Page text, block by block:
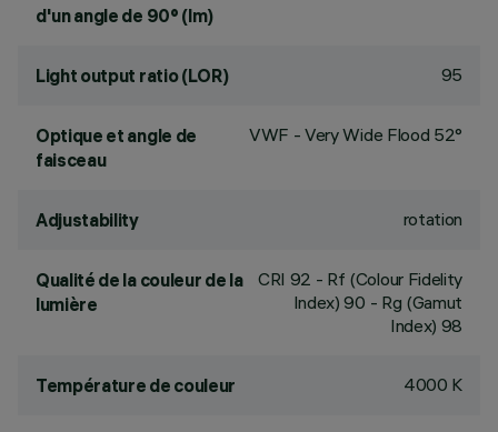
d'un angle de 90° (lm)
Light output ratio (LOR) 95
Optique et angle de
faisceau
VWF - Very Wide Flood 52°
Adjustability rotation
Qualité de la couleur de la
lumière
CRI 92 - Rf (Colour Fidelity
Index) 90 - Rg (Gamut
Index) 98
Température de couleur 4000 K